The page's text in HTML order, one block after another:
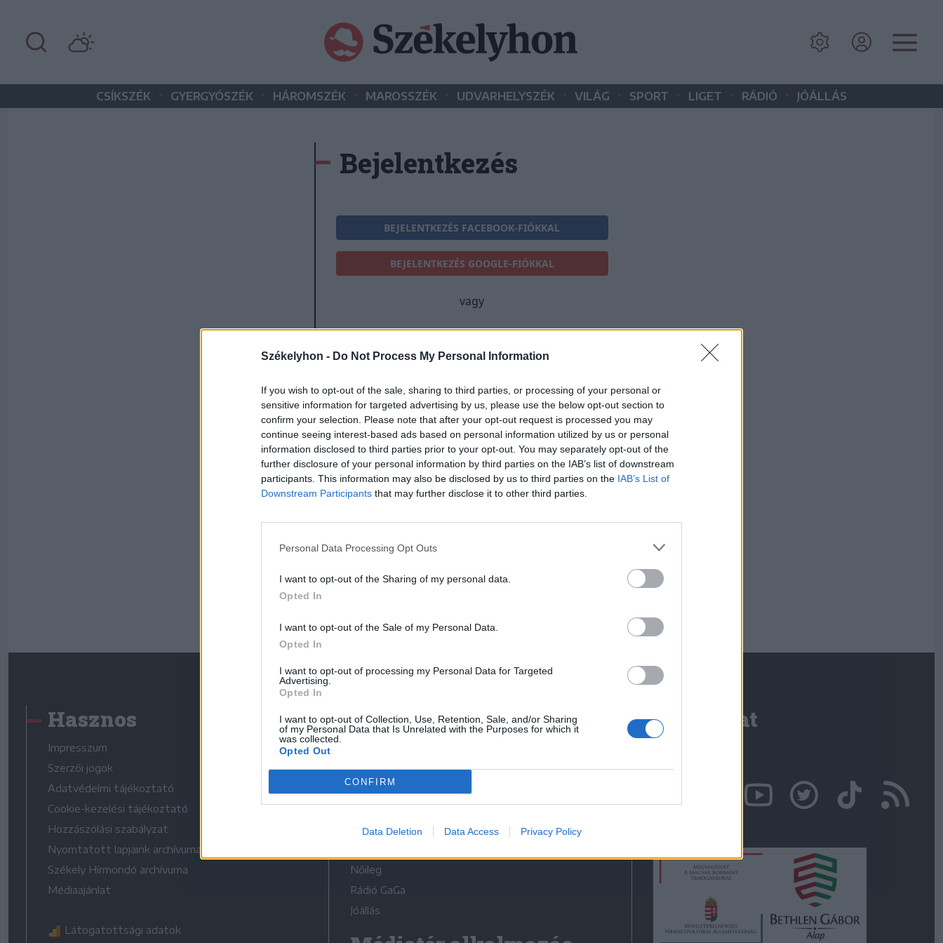
Székelyhon - Do Not Process My Personal Information
If you wish to opt-out of the sale, sharing to third parties, or processing of your personal or
sensitive information for targeted advertising by us, please use the below opt-out section to
confirm your selection. Please note that after your opt-out request is processed you may
continue seeing interest-based ads based on personal information utilized by us or personal
information disclosed to third parties prior to your opt-out. You may separately opt-out of the
further disclosure of your personal information by third parties on the IAB’s list of downstream
participants. This information may also be disclosed by us to third parties on the IAB’s List of
Downstream Participants that may further disclose it to other third parties.
Personal Data Processing Opt Outs
I want to opt-out of the Sharing of my personal data.
Opted In
I want to opt-out of the Sale of my Personal Data.
Opted In
I want to opt-out of processing my Personal Data for Targeted
Advertising.
Opted In
I want to opt-out of Collection, Use, Retention, Sale, and/or Sharing
of my Personal Data that Is Unrelated with the Purposes for which it
was collected.
Opted Out
CONFIRM
Data Deletion Data Access Privacy Policy
CSÍKSZÉK • GYERGYÓSZÉK • HÁROMSZÉK • MAROSSZÉK • UDVARHELYSZÉK • VILÁG • SPORT • LIGET • RÁDIÓ • JÓÁLLÁS
Bejelentkezés
BEJELENTKEZÉS FACEBOOK-FIÓKKAL
BEJELENTKEZÉS GOOGLE-FIÓKKAL
vagy
E-mail-cím
Jelszó
Elfelejtette a jelszavát?
BEJELENTKEZÉS
Hasznos
Impresszum
Szerzői jogok
Adatvédelmi tájékoztató
Cookie-kezelési tájékoztató
Hozzászólási szabályzat
Nyomtatott lapjaink archívuma
Székely Hírmondó archívuma
Médiaajánlat
Látogatottsági adatok
Médiatér
Liget
Krónika
Bihari Napló
Erdélyi Napló
Nőileg
Rádió GaGa
Jóállás
Kapcsolat